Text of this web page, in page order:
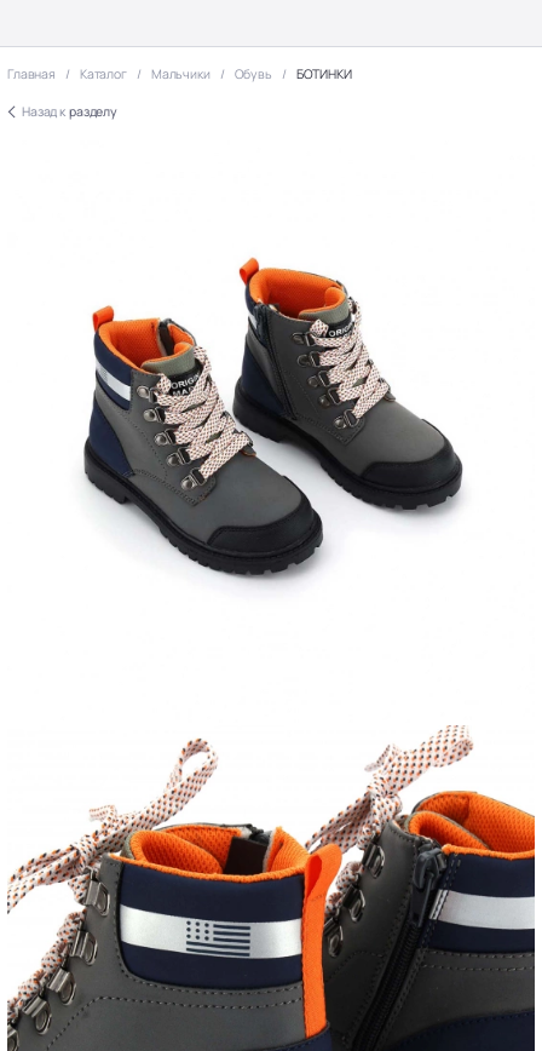
Главная Каталог Мальчики Обувь БОТИНКИ
Назад к разделу